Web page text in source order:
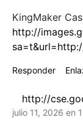
KingMaker
http://
Responder
http://
julio 11, 2026 en